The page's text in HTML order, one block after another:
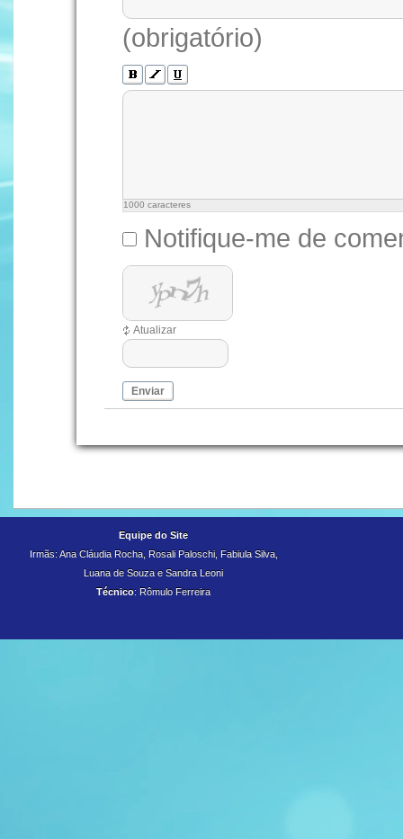
(obrigatório)
1000 caracteres
Notifique-me de
Atualizar
Enviar
Equipe do Site
Irmãs: Ana Cláudia Rocha, Rosali Paloschi, Fabiula Silva,
Luana de Souza eSandra Leoni
Técnico: Rômulo Ferreira